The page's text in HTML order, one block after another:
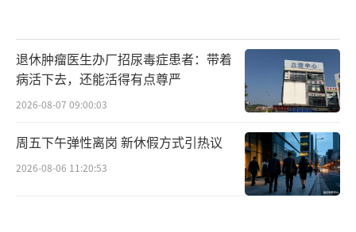
退休肿瘤医生办厂招尿毒症患者：带着
病活下去，还能活得有点尊严
2026-08-07 09:00:03
周五下午弹性离岗 新休假方式引热议
2026-08-06 11:20:53